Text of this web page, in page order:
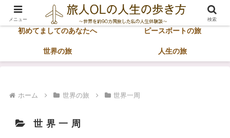
ホーム サイトマップ
初めてましてのあなたへ ピースボートの旅
世界の旅 人生の旅
ホーム 世界の旅 世界一周
世界一周
メニュー 検索